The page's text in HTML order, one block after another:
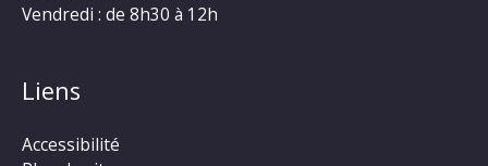
Vendredi : de 8h30 à 12h
Liens
Accessibilité